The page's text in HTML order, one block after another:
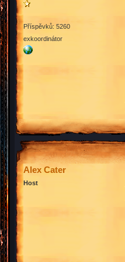
Příspěvků: 5260
exkoordinátor
Alex Cater
Host